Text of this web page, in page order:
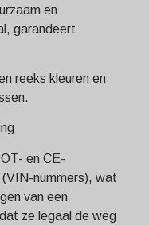
en
garandeert
reeks kleuren en
en CE-
nummers), wat
van een
ze legaal de weg